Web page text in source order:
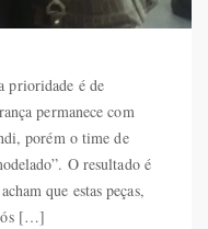
prioridade é de
permanece com
porém o time de
O resultado é
que estas peças,
[…]